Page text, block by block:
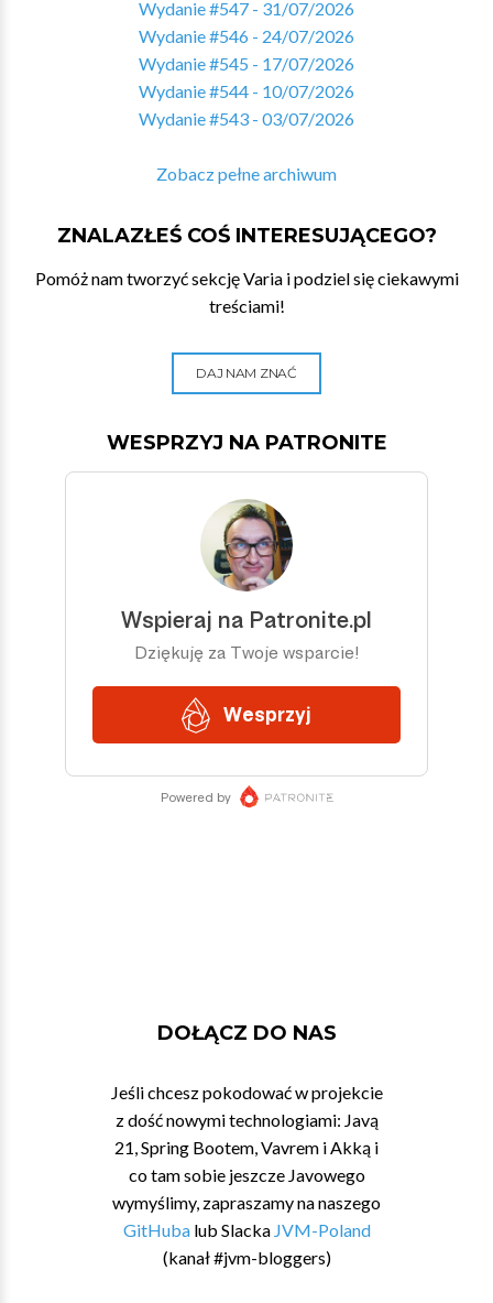
Wydanie #547 - 31/07/2026
Wydanie #546 - 24/07/2026
Wydanie #545 - 17/07/2026
Wydanie #544 - 10/07/2026
Wydanie #543 - 03/07/2026
Zobacz pełne archiwum
ZNALAZŁEŚ COŚ INTERESUJĄCEGO?
Pomóż nam tworzyć sekcję Varia i podziel się ciekawymi
treściami!
DAJ NAM ZNAĆ
WESPRZYJ NA PATRONITE
DOŁĄCZ DO NAS
Jeśli chcesz pokodować w projekcie
z dość nowymi technologiami: Javą
21, Spring Bootem, Vavrem i Akką i
co tam sobie jeszcze Javowego
wymyślimy, zapraszamy na naszego
GitHubalub Slacka JVM-Poland
(kanał #jvm-bloggers)